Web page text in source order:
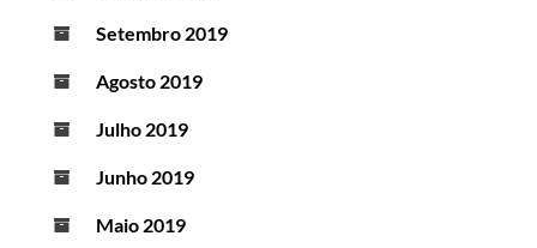
Setembro 2019
Agosto 2019
Julho 2019
Junho 2019
Maio 2019